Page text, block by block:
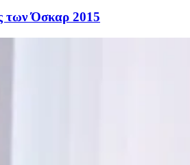
των Όσκαρ 2015